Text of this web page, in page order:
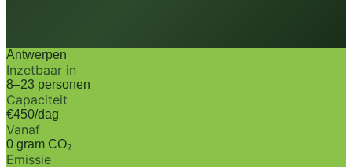
Antwerpen
Inzetbaar in
8–23 personen
Capaciteit
€450/dag
Vanaf
0 gram CO₂
Emissie